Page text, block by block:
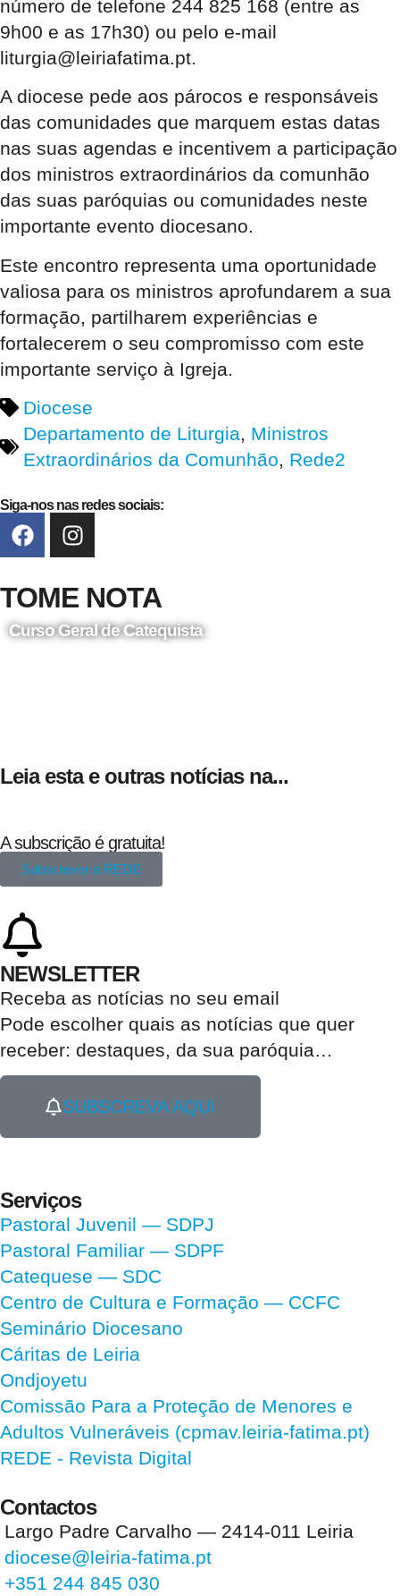
número de telefone 244 825 168 (entre as
9h00 e as 17h30) ou pelo e-mail
liturgia@leiriafatima.pt.
A diocese pede aos párocos e responsáveis
das comunidades que marquem estas datas
nas suas agendas e incentivem a participação
dos ministros extraordinários da comunhão
das suas paróquias ou comunidades neste
importante evento diocesano.
Este encontro representa uma oportunidade
valiosa para os ministros aprofundarem a sua
formação, partilharem experiências e
fortalecerem o seu compromisso com este
importante serviço à Igreja.
Diocese
Departamento de Liturgia, Ministros
Extraordinários da Comunhão, Rede2
Siga-nos nas redes sociais:
TOME NOTA
Curso Geral de Catequista
Leia esta e outras notícias na...
A subscrição é gratuita!
Subscrever a REDE
NEWSLETTER
Receba as notícias no seu email​
Pode escolher quais as notícias que quer
receber: destaques, da sua paróquia
SUBSCREVA AQUI
Serviços
Pastoral Juvenil — SDPJ
Pastoral Familiar — SDPF
Catequese — SDC
Centro de Cultura e Formação — CCFC
Seminário Diocesano
Cáritas de Leiria
Ondjoyetu
Comissão Para a Proteção de Menores e
Adultos Vulneráveis (cpmav.leiria-fatima.pt)
REDE - Revista Digital
Contactos
Largo Padre Carvalho — 2414-011 Leiria
diocese@leiria-fatima.pt
+351 244 845 030